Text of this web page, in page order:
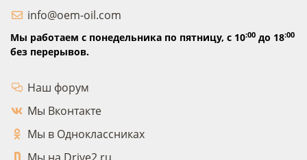
info@oem-oil.com
Мы работаем с понедельника по пятницу, с 10:00 до 18:00
без перерывов.
Наш форум
Мы Вконтакте
Мы в Одноклассниках